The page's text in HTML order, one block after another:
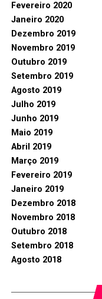
Fevereiro 2020
Janeiro 2020
Dezembro 2019
Novembro 2019
Outubro 2019
Setembro 2019
Agosto 2019
Julho 2019
Junho 2019
Maio 2019
Abril 2019
Março 2019
Fevereiro 2019
Janeiro 2019
Dezembro 2018
Novembro 2018
Outubro 2018
Setembro 2018
Agosto 2018